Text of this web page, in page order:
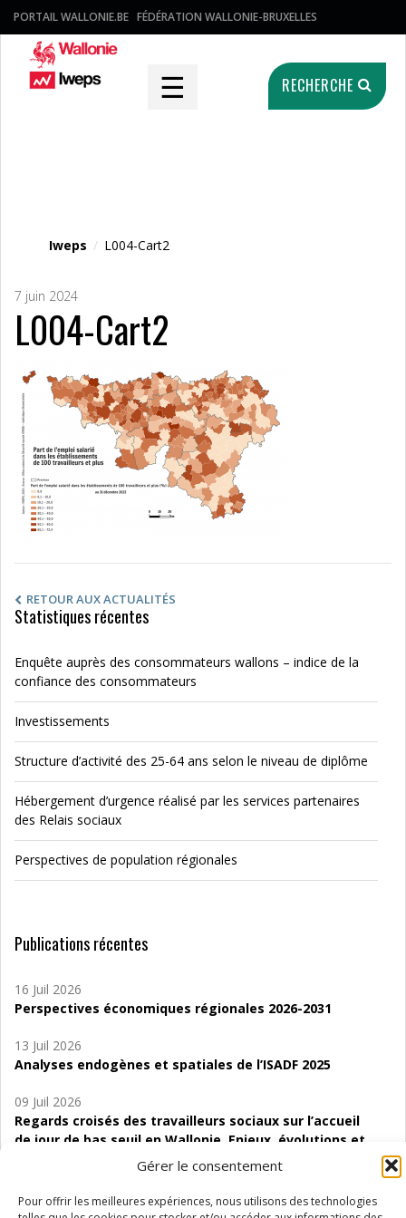
Gérer le consentement
Pour offrir les meilleures expériences, nous utilisons des technologies
PORTAIL WALLONIE.BE FÉDÉRATION WALLONIE-BRUXELLES
☰ RECHERCHE
Iweps / L004-Cart2
7 juin 2024
L004-Cart2
RETOUR AUX ACTUALITÉS
Statistiques récentes
Enquête auprès des consommateurs wallons – indice de la
confiance des consommateurs
Investissements
Structure d’activité des 25-64 ans selon le niveau de diplôme
Hébergement d’urgence réalisé par les services partenaires
des Relais sociaux
Perspectives de population régionales
Publications récentes
16 Juil 2026
Perspectives économiques régionales 2026-2031
13 Juil 2026
Analyses endogènes et spatiales de l’ISADF 2025
09 Juil 2026
Regards croisés des travailleurs sociaux sur l’accueil
de jour de bas seuil en Wallonie. Enjeux, évolutions et
06 Juil 2026